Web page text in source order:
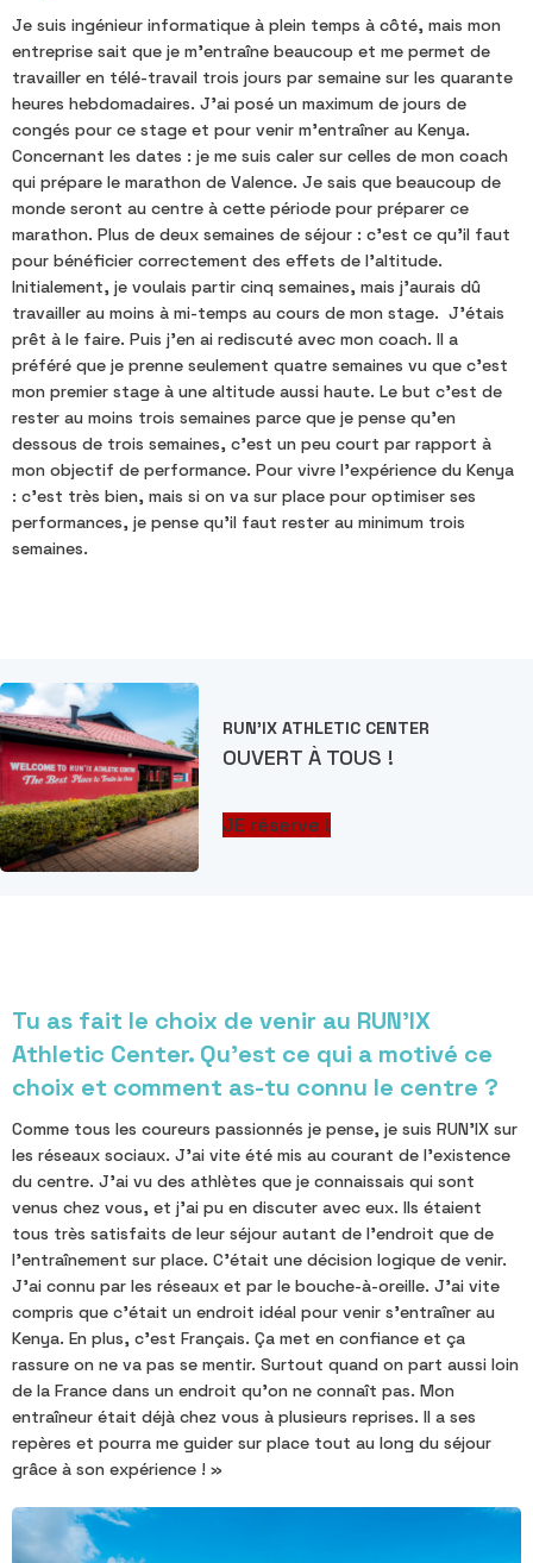
Je suis ingénieur informatique à plein temps à côté, mais mon
entreprise sait que je m'entraîne beaucoup et me permet de
travailler en télé-travail trois jours par semaine sur les quarante
heures hebdomadaires. J'ai posé un maximum de jours de
congés pour ce stage et pour venir m'entraîner au Kenya.
Concernant les dates : je me suis caler sur celles de mon coach
qui prépare le marathon de Valence. Je sais que beaucoup de
monde seront au centre à cette période pour préparer ce
marathon. Plus de deux semaines de séjour : c'est ce qu'il faut
pour bénéficier correctement des effets de l'altitude.
Initialement, je voulais partir cinq semaines, mais j'aurais dû
travailler au moins à mi-temps au cours de mon stage. J'étais
prêt à le faire. Puis j'en ai rediscuté avec mon coach. Il a
préféré que je prenne seulement quatre semaines vu que c'est
mon premier stage à une altitude aussi haute. Le but c'est de
rester au moins trois semaines parce que je pense qu'en
dessous de trois semaines, c'est un peu court par rapport à
mon objectif de performance. Pour vivre l'expérience du Kenya
: c'est très bien, mais si on va sur place pour optimiser ses
performances, je pense qu'il faut rester au minimum trois
semaines.
RUN'IX ATHLETIC CENTER
OUVERT À TOUS !
JE réserve !
Tu as fait le choix de venir au RUN’IX
Athletic Center. Qu’est ce qui a motivé ce
choix et comment as-tu connu le centre ?
Comme tous les coureurs passionnés je pense, je suis RUN'IX sur
les réseaux sociaux. J'ai vite été mis au courant de l'existence
du centre. J'ai vu des athlètes que je connaissais qui sont
venus chez vous, et j'ai pu en discuter avec eux. Ils étaient
tous très satisfaits de leur séjour autant de l'endroit que de
l'entraînement sur place. C'était une décision logique de venir.
J'ai connu par les réseaux et par le bouche-à-oreille. J'ai vite
compris que c'était un endroit idéal pour venir s'entraîner au
Kenya. En plus, c'est Français. Ça met en confiance et ça
rassure on ne va pas se mentir. Surtout quand on part aussi loin
de la France dans un endroit qu'on ne connaît pas. Mon
entraîneur était déjà chez vous à plusieurs reprises. Il a ses
repères et pourra me guider sur place tout au long du séjour
grâce à son expérience ! »